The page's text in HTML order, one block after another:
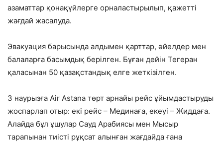
азаматтар қонақүйлерге орналастырылып, қажетті
жағдай жасалуда.
Эвакуация барысында алдымен қарттар, әйелдер мен
балаларға басымдық берілген. Бұған дейін Тегеран
қаласынан 50 қазақстандық елге жеткізілген.
3 наурызға Air Astana төрт арнайы рейс ұйымдастыруды
жоспарлап отыр: екі рейс – Мединаға, екеуі – Жиддаға.
Алайда бұл ұшулар Сауд Арабиясы мен Мысыр
тарапынан тиісті рұқсат алынған жағдайда ғана